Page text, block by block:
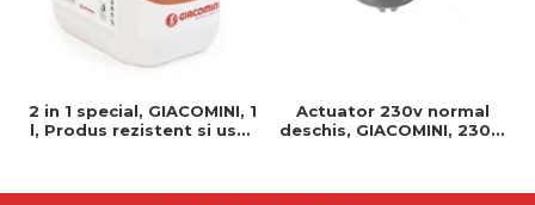
2 in 1 special, GIACOMINI, 1
l, Produs rezistent si usor
Actuator 230v normal
deschis, GIACOMINI, 230v,